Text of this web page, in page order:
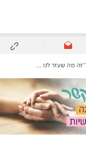
שעזר לנו להצליח"